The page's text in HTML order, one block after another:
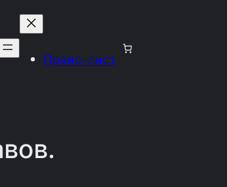
Прайс-лист